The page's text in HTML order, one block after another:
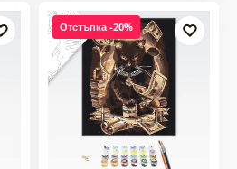
Отстъпка -20%